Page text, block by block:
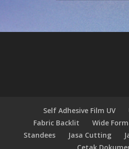
Self Adhesive Film UV
Fabric Backlit
Wide
Standees
Jasa Cutting